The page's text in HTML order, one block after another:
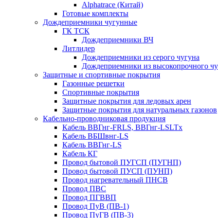
Alphatrace (Китай)
Готовые комплекты
Дождеприемники чугунные
ГК ТСК
Дождеприемники ВЧ
Литлидер
Дождеприемники из серого чугуна
Дождеприемники из высокопрочного
Защитные и спортивные покрытия
Газонные решетки
Спортивные покрытия
Защитные покрытия для ледовых арен
Защитные покрытия для натуральных газонов
Кабельно-проводниковая продукция
Кабель ВВГнг-FRLS, ВВГнг-LSLTx
Кабель ВБШвнг-LS
Кабель ВВГнг-LS
Кабель КГ
Провод бытовой ПУГСП (ПУГНП)
Провод бытовой ПУСП (ПУНП)
Провод нагревательный ПНСВ
Провод ПВС
Провод ПГВВП
Провод ПуВ (ПВ-1)
Провод ПуГВ (ПВ-3)